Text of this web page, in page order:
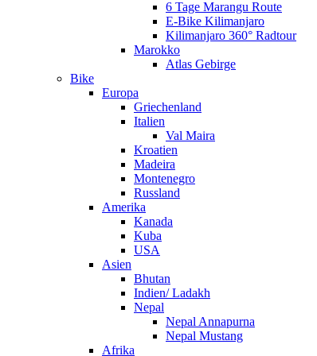
6 Tage Marangu Route
E-Bike Kilimanjaro
Kilimanjaro 360° Radtour
Marokko
Atlas Gebirge
Bike
Europa
Griechenland
Italien
Val Maira
Kroatien
Madeira
Montenegro
Russland
Amerika
Kanada
Kuba
USA
Asien
Bhutan
Indien/ Ladakh
Nepal
Nepal Annapurna
Nepal Mustang
Afrika